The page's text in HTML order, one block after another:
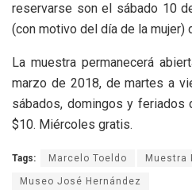
reservarse son el sábado 10
(con motivo del día de la mujer)
La muestra permanecerá
marzo de 2018, de martes a
sábados, domingos y feriados
$10. Miércoles gratis.
Tags: Marcelo Toeldo Muestra
Museo José Hernández